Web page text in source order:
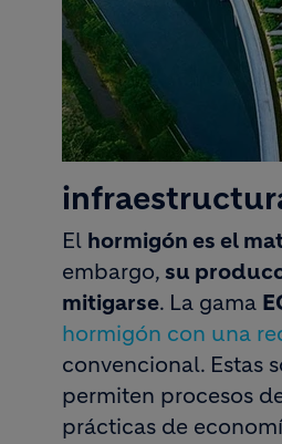
El hormigón es el
embargo, su
mitigarse. La gama
hormigón con una
convencional. Estas
permiten procesos
prácticas de